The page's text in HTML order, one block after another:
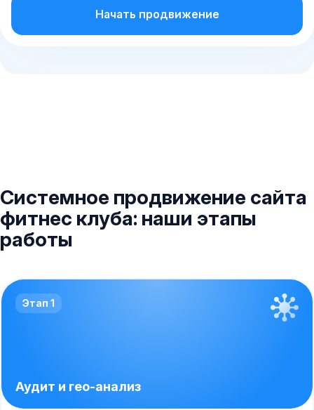
Начать продвижение
Системное продвижение сайта
фитнес клуба: наши этапы
работы
Этап 1
Аудит и гео-анализ